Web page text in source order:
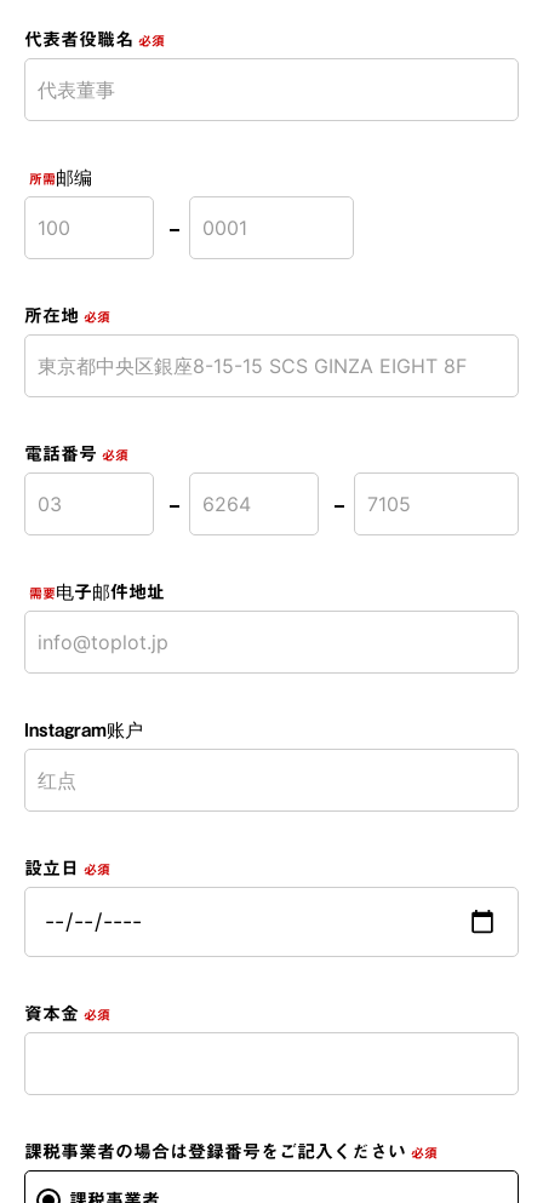
代表者役職名 必須
所需邮编
所在地 必須
電話番号 必須
需要电子邮件地址
Instagram账户
設立日 必須
資本金 必須
課税事業者の場合は登録番号をご記入ください 必須